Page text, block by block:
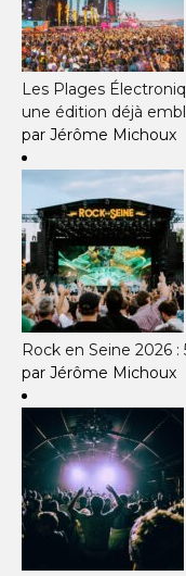
Les Plages
une édition déjà
par Jérôme Michoux
Rock en Seine 2026
par Jérôme Michoux